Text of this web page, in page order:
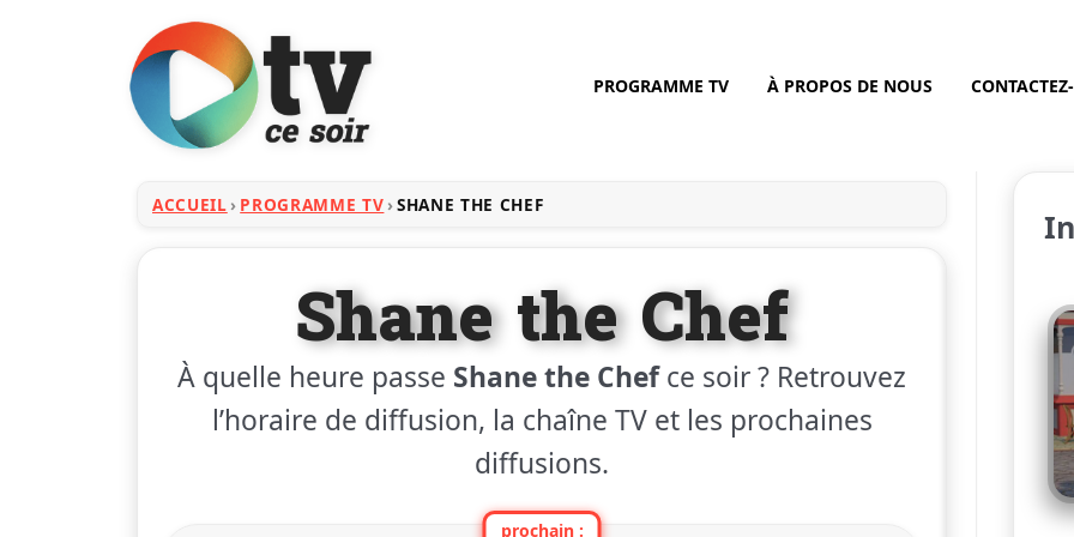
PROGRAMME TV À PROPOS DE NOUS
ACCUEIL PROGRAMME TV SHANE THE CHEF
Shane the Chef
À quelle heure passe Shane the Chefce soir ? Retrouvez
l’horaire de diffusion, la chaîne TV et les prochaines
diffusions.
prochain :